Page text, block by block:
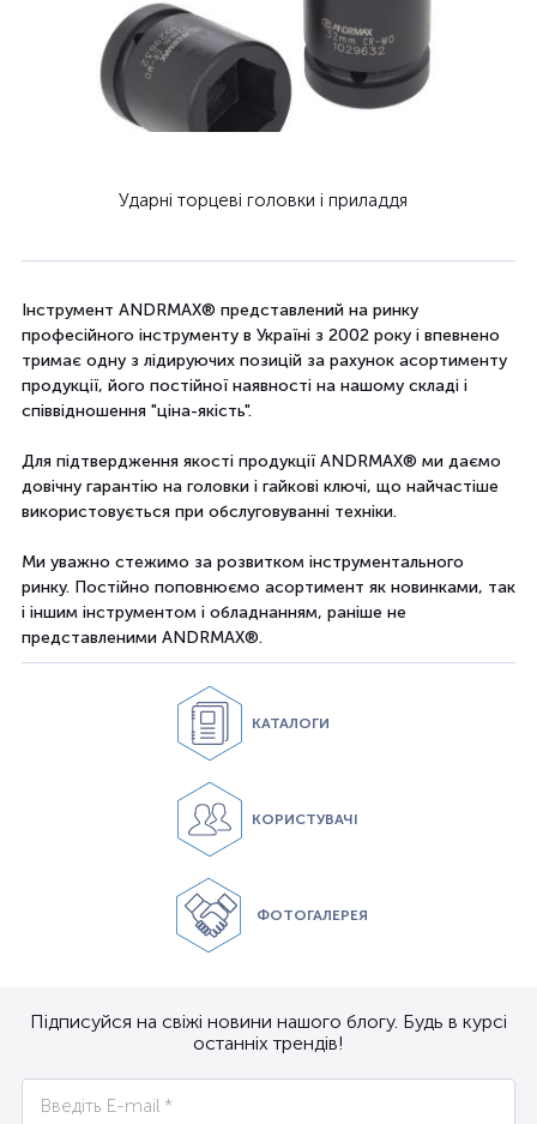
Ударні торцеві головки і приладдя
Інструмент ANDRMAX® представлений на ринку
професійного інструменту в Україні з 2002 року і впевнено
тримає одну з лідируючих позицій за рахунок асортименту
продукції, його постійної наявності на нашому складі і
співвідношення "ціна-якість".
Для підтвердження якості продукції ANDRMAX® ми даємо
довічну гарантію на головки і гайкові ключі, що найчастіше
використовується при обслуговуванні техніки.
Ми уважно стежимо за розвитком інструментального
ринку. Постійно поповнюємо асортимент як новинками, так
і іншим інструментом і обладнанням, раніше не
представленими ANDRMAX®.
КАТАЛОГИ
КОРИСТУВАЧІ
ФОТОГАЛЕРЕЯ
Підписуйся на свіжі новини нашого блогу. Будь в курсі
останніх трендів!